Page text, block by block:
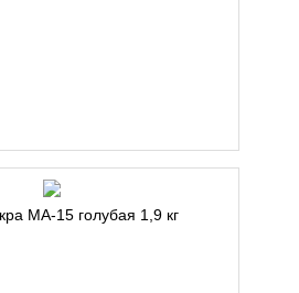
МА-15 голубая 1,9 кг